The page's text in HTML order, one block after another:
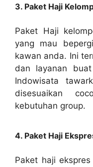
3. Paket Haji
Paket Haji
yang mau
kawan anda. Ini
dan layanan
Indowisata
disesuaikan
kebutuhan group.
4. Paket Haji
Paket haji